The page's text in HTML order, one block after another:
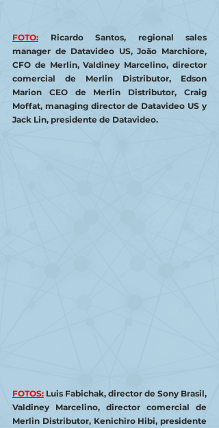
FOTO:
Ricardo Santos, regional sales
manager de Datavideo US, João Marchiore,
CFO de Merlin, Valdiney Marcelino, director
comercial de Merlin Distributor, Edson
Marion CEO de Merlin Distributor, Craig
Moffat, managing director de Datavideo US y
Jack Lin, presidente de Datavideo.
FOTOS: Luis Fabichak, director de Sony Brasil,
Valdiney Marcelino, director comercial de
Merlin Distributor, Kenichiro Hibi, presidente